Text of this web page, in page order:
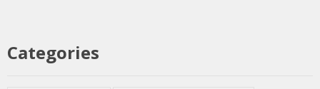
Categories